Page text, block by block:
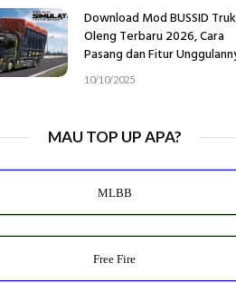
Download Mod BUSSID Truk
Oleng Terbaru 2026, Cara
Pasang dan Fitur
10/10/2025
MAU TOP UP APA?
MLBB
Free Fire